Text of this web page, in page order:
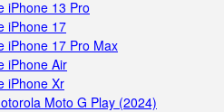
iPhone 13 Pro
iPhone 17
iPhone 17 Pro Max
iPhone Air
iPhone Xr
Moto G Play (2024)